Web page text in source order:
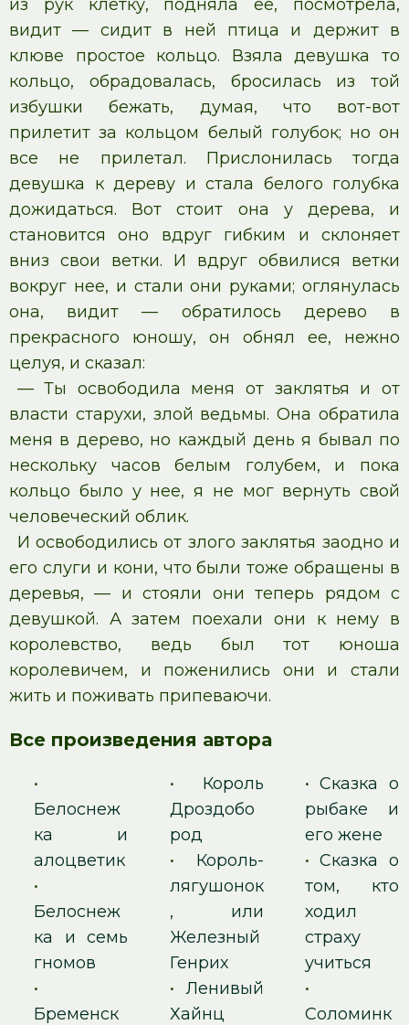
из рук клетку, подняла ее, посмотрела,
видит — сидит в ней птица и держит в
клюве простое кольцо. Взяла девушка то
кольцо, обрадовалась, бросилась из той
избушки бежать, думая, что вот-вот
прилетит за кольцом белый голубок; но он
все не прилетал. Прислонилась тогда
девушка к дереву и стала белого голубка
дожидаться. Вот стоит она у дерева, и
становится оно вдруг гибким и склоняет
вниз свои ветки. И вдруг обвилися ветки
вокруг нее, и стали они руками; оглянулась
она, видит — обратилось дерево в
прекрасного юношу, он обнял ее, нежно
целуя, и сказал:
— Ты освободила меня от заклятья и от
власти старухи, злой ведьмы. Она обратила
меня в дерево, но каждый день я бывал по
нескольку часов белым голубем, и пока
кольцо было у нее, я не мог вернуть свой
человеческий облик.
И освободились от злого заклятья заодно и
его слуги и кони, что были тоже обращены в
деревья, — и стояли они теперь рядом с
девушкой. А затем поехали они к нему в
королевство, ведь был тот юноша
королевичем, и поженились они и стали
жить и поживать припеваючи.
Все произведения автора
•
Белоснеж
ка и
алоцветик
•
Белоснеж
ка и семь
гномов
•
Бременск
• Король
Дроздобо
род
• Король-
лягушонок
, или
Железный
Генрих
• Ленивый
Хайнц
•Сказка о
рыбаке и
его жене
•Сказка о
том, кто
ходил
страху
учиться
•
Соломинк